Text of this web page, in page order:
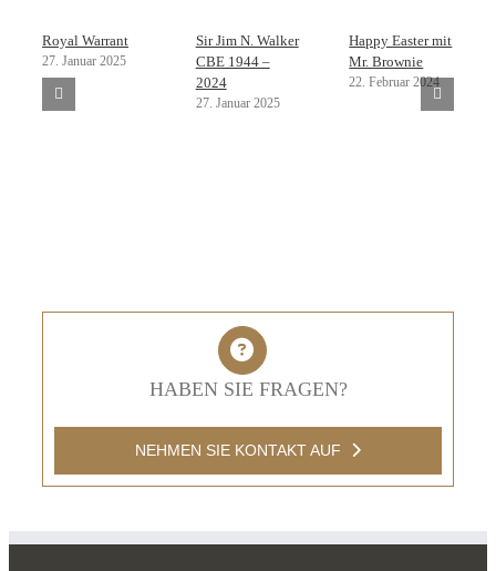
Royal Warrant
27. Januar 2025
Sir Jim N. Walker
CBE 1944 –
2024
27. Januar 2025
Happy Easter mit
Mr. Brownie
22. Februar 2024
HABEN SIE FRAGEN?
NEHMEN SIE KONTAKT AUF